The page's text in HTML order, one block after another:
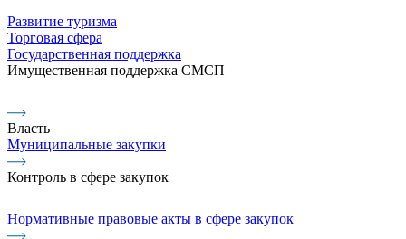
Развитие туризма
Торговая сфера
Государственная поддержка
Имущественная поддержка СМСП
Власть
Муниципальные закупки
Контроль в сфере закупок
Нормативные правовые акты в сфере закупок